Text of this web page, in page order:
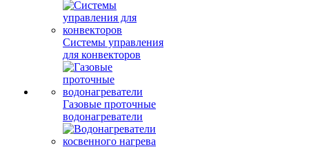
Системы управления
для конвекторов
Газовые проточные
водонагреватели